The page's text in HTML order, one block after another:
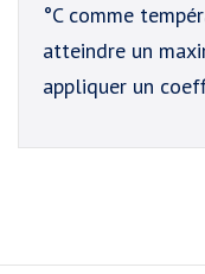
°C comme
atteindre un
appliquer un